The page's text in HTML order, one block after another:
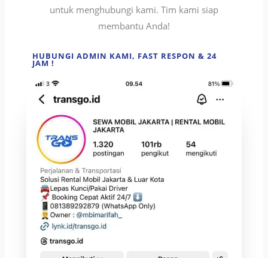
untuk menghubungi kami. Tim kami siap
membantu Anda!
HUBUNGI ADMIN KAMI, FAST RESPON & 24
JAM !